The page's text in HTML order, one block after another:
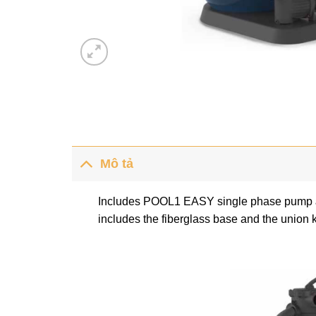
Mô tả
Includes POOL1 EASY single phase
includes the fiberglass base and the union